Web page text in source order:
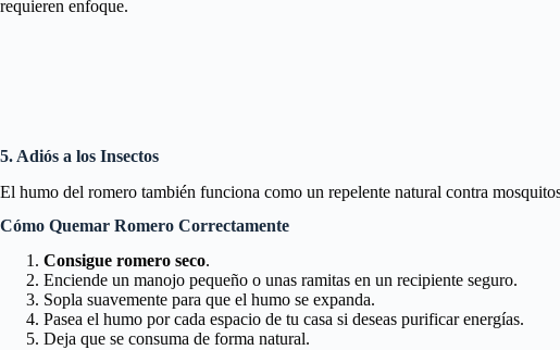
requieren enfoque.
5. Adiós a los Insectos
El humo del romero también funciona como un repelente natural contra
Cómo Quemar Romero Correctamente
Consigue romero seco.
Enciende un manojo pequeño o unas ramitas en un recipiente seguro.
Sopla suavemente para que el humo se expanda.
Pasea el humo por cada espacio de tu casa si deseas purificar energías.
Deja que se consuma de forma natural.